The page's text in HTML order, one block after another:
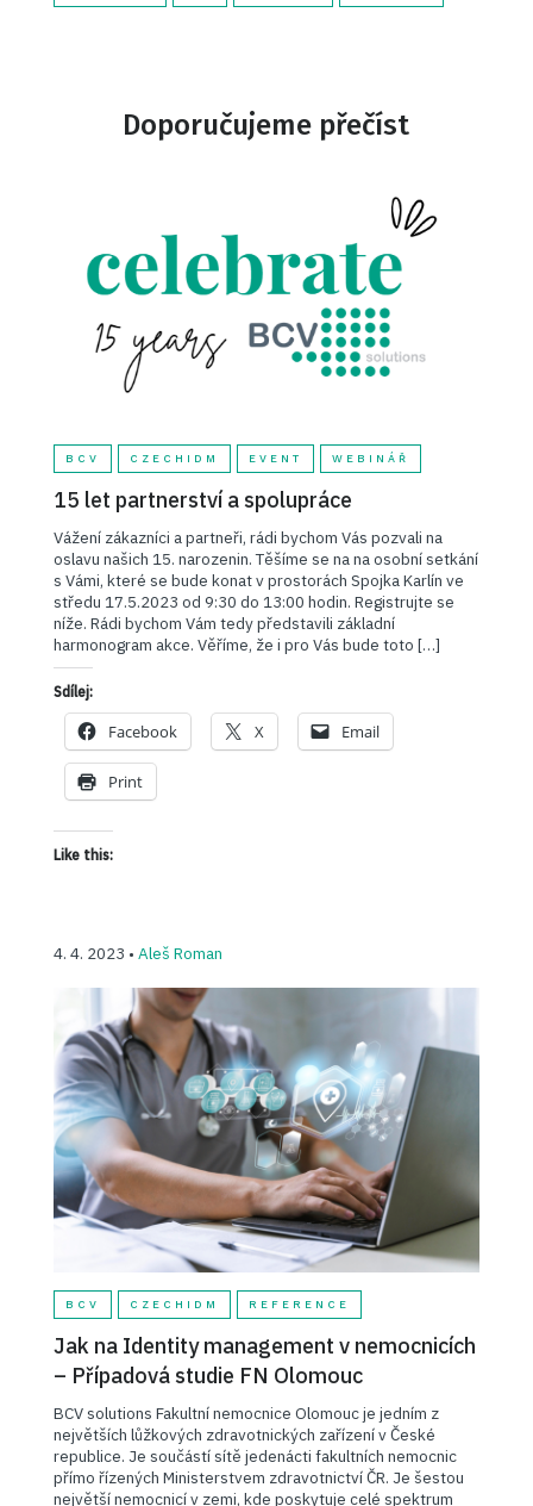
Doporučujeme přečíst
BCV CZECHIDM EVENT WEBINÁŘ
15 let partnerství a spolupráce
Vážení zákazníci a partneři, rádi bychom Vás pozvali na
oslavu našich 15. narozenin. Těšíme se na na osobní setkání
s Vámi, které se bude konat v prostorách Spojka Karlín ve
středu 17.5.2023 od 9:30 do 13:00 hodin. Registrujte se
níže. Rádi bychom Vám tedy představili základní
harmonogram akce. Věříme, že i pro Vás bude toto […]
Sdílej:
Facebook X Email
Print
Like this:
4. 4. 2023 • Aleš Roman
BCV CZECHIDM REFERENCE
Jak na Identity management v nemocnicích
– Případová studie FN Olomouc
BCV solutions Fakultní nemocnice Olomouc je jedním z
největších lůžkových zdravotnických zařízení v České
republice. Je součástí sítě jedenácti fakultních nemocnic
přímo řízených Ministerstvem zdravotnictví ČR. Je šestou
největší nemocnicí v zemi, kde poskytuje celé spektrum